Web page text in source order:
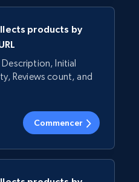
products by
Description, Initial
Reviews count, and
Commencer